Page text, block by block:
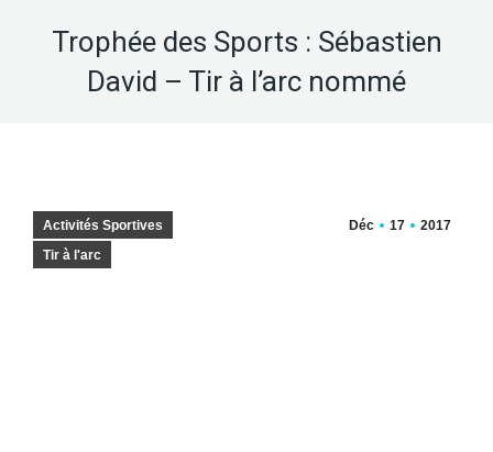
Trophée des Sports : Sébastien
David – Tir à l’arc nommé
Déc 17 2017
Activités Sportives
Tir à l'arc